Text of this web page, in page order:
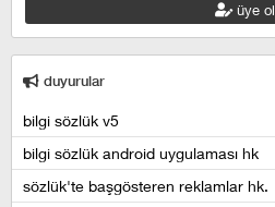
üye ol
duyurular
bilgi sözlük v5
bilgi sözlük android uygulaması hk
sözlük'te başgösteren reklamlar hk.